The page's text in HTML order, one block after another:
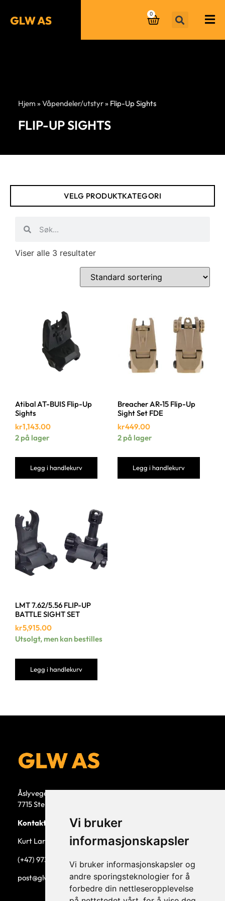
Vi bruker
informasjonskapsler
Vi bruker informasjonskapsler og
andre sporingsteknologier for å
forbedre din nettleseropplevelse
0
Hjem »Våpendeler/utstyr» Flip-Up Sights
FLIP-UP SIGHTS
VELG PRODUKTKATEGORI
Viser alle 3 resultater
Atibal AT-BUIS Flip-Up
Sights
kr1,143.00
2 på lager
Legg i handlekurv
Breacher AR-15 Flip-Up
Sight Set FDE
kr449.00
2 på lager
Legg i handlekurv
LMT 7.62/5.56 FLIP-UP
BATTLE SIGHT SET
kr5,915.00
Utsolgt, men kan bestilles
Legg i handlekurv
Åslyvegen 5b
7715 Steinkjer
Kontaktperson
Kurt Larsen, daglig leder.
(+47) 973 33 332
post@glw.no